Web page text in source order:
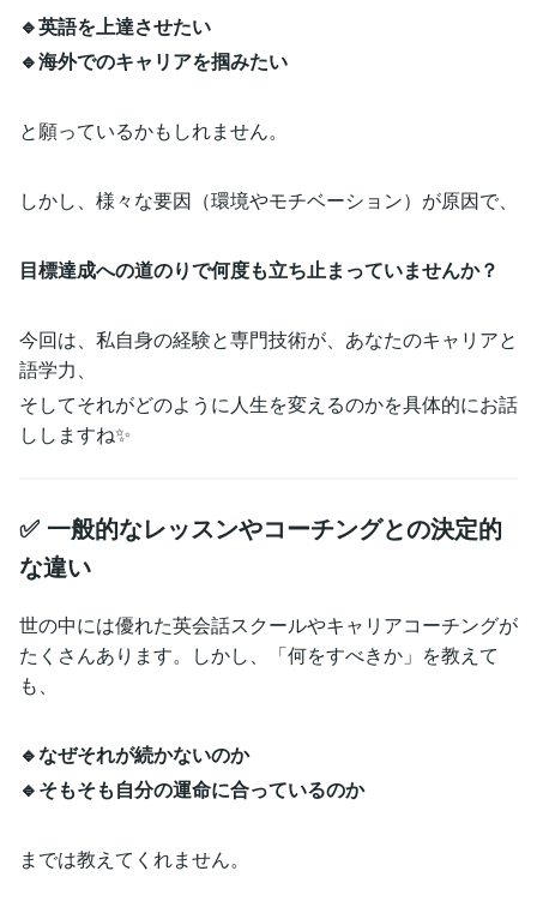
🔹英語を上達させたい
🔹海外でのキャリアを掴みたい
と願っているかもしれません。
しかし、様々な要因（環境やモチベーション）が原因で、
目標達成への道のりで何度も立ち止まっていませんか？
今回は、私自身の経験と専門技術が、あなたのキャリアと
語学力、
そしてそれがどのように人生を変えるのかを具体的にお話
ししますね✨
✅ 一般的なレッスンやコーチングとの決定的
な違い
世の中には優れた英会話スクールやキャリアコーチングが
たくさんあります。しかし、「何をすべきか」を教えて
も、
🔹なぜそれが続かないのか
🔹そもそも自分の運命に合っているのか
までは教えてくれません。